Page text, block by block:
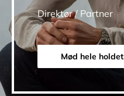
Direktør / Partner
Mød hele holdet